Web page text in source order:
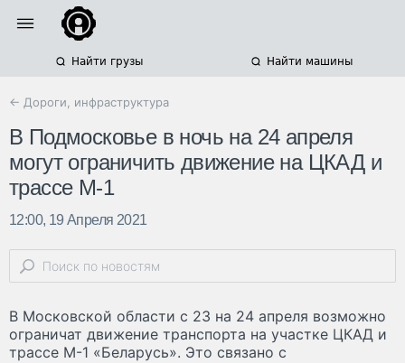
Найти грузы Найти машины
← Дороги, инфраструктура
В Подмосковье в ночь на 24 апреля
могут ограничить движение на ЦКАД и
трассе М-1
12:00, 19 Апреля 2021
В Московской области с 23 на 24 апреля возможно
ограничат движение транспорта на участке ЦКАД и
трассе М-1 «Беларусь». Это связано с